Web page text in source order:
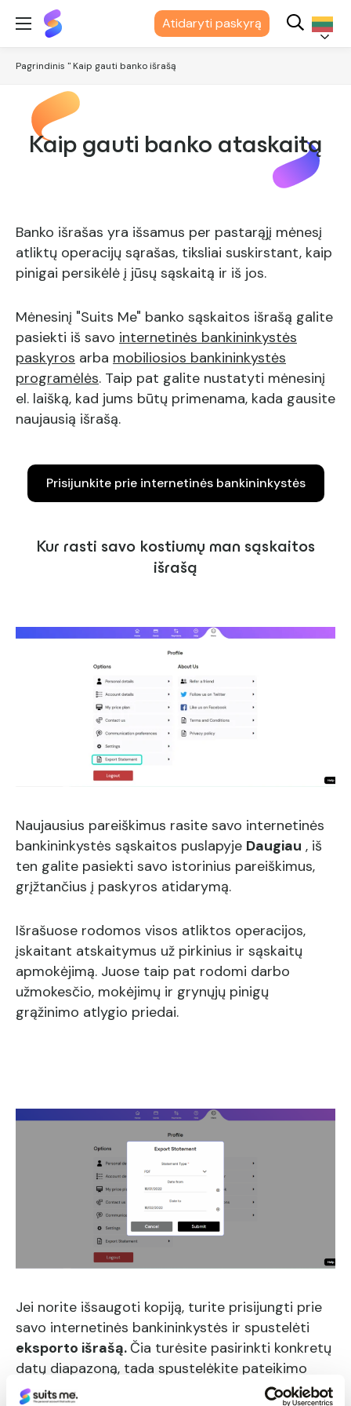
"Suits
Me® Atidaryti paskyrą
Pagrindinis " Kaip gauti banko išrašą
Kaip gauti banko ataskaitą
Banko išrašas yra išsamus per pastarąjį mėnesį
atliktų operacijų sąrašas, tiksliai suskirstant, kaip
pinigai persikėlė į jūsų sąskaitą ir iš jos.
Mėnesinį "Suits Me" banko sąskaitos išrašą galite
pasiekti iš savo internetinės bankininkystės
paskyros arba mobiliosios bankininkystės
programėlės. Taip pat galite nustatyti mėnesinį
el. laišką, kad jums būtų primenama, kada gausite
naujausią išrašą.
Prisijunkite prie internetinės bankininkystės
Kur rasti savo kostiumų man sąskaitos
išrašą
Naujausius pareiškimus rasite savo internetinės
bankininkystės sąskaitos puslapyje Daugiau , iš
ten galite pasiekti savo istorinius pareiškimus,
grįžtančius į paskyros atidarymą.
Išrašuose rodomos visos atliktos operacijos,
įskaitant atskaitymus už pirkinius ir sąskaitų
apmokėjimą. Juose taip pat rodomi darbo
užmokesčio, mokėjimų ir grynųjų pinigų
grąžinimo atlygio priedai.
Jei norite išsaugoti kopiją, turite prisijungti prie
savo internetinės bankininkystės ir spustelėti
eksporto išrašą.Čia turėsite pasirinkti konkretų
datų diapazoną, tada spustelėkite pateikimo
mygtuką, kuris atsisiųs PDF pareiškimą į jūsų